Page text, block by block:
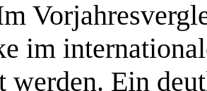
im
werden. Ein